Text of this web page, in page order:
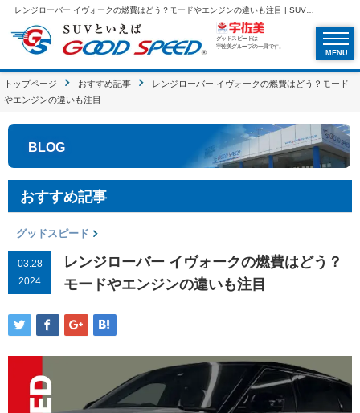
レンジローバー イヴォークの燃費はどう？モードやエンジンの違いも注目 | SUVといえばグッドスピードGOOD SPEED
グッドスピードは
宇佐美グループの一員です。
MENU
トップページ おすすめ記事
レンジローバー イヴォークの燃費はどう？モード
やエンジンの違いも注目
BLOG
おすすめ記事
グッドスピード
03.28
2024
レンジローバー イヴォークの燃費はどう？
モードやエンジンの違いも注目